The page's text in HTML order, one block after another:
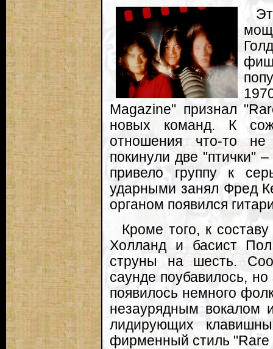
Magazine" признал
новых команд. К
отношения что-то
покинули две "птички"
привело группу к
ударными занял Фред
органом появился
Кроме того, к
Холланд и басист
струны на шесть.
саунде поубавилось,
появилось немного
незаурядным
лидирующих
фирменный стиль "Rare